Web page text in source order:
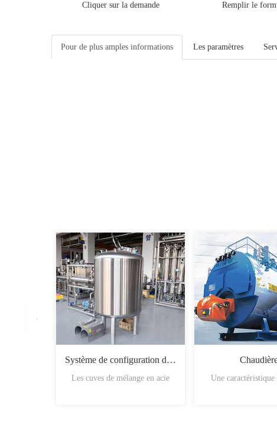
Cliquer sur la demande Remplir le
Pour de plus amples informations Les paramètres
Système de configuration du sirop
Les cuves de mélange en acie Une